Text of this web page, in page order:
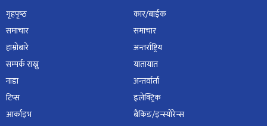
गृहपृष्‍ठ
समाचार
हाम्रोबारे
सम्पर्क राख्नु
नाडा
टिप्स
आर्काइभ
कार/बाईक
समाचार
अन्तर्राष्ट्रिय
यातायात
अन्तर्वार्ता
इलेक्ट्रिक
बैंकिङ/इन्स्योरेन्स